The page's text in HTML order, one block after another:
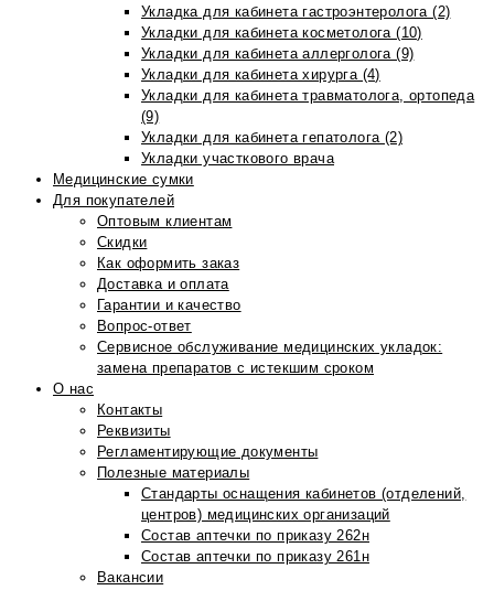
Укладка для кабинета гастроэнтеролога (2)
Укладки для кабинета косметолога (10)
Укладки для кабинета аллерголога (9)
Укладки для кабинета хирурга (4)
Укладки для кабинета травматолога, ортопеда
(9)
Укладки для кабинета гепатолога (2)
Укладки участкового врача
Медицинские сумки
Для покупателей
Оптовым клиентам
Скидки
Как оформить заказ
Доставка и оплата
Гарантии и качество
Вопрос-ответ
Сервисное обслуживание медицинских укладок:
замена препаратов с истекшим сроком
О нас
Контакты
Реквизиты
Регламентирующие документы
Полезные материалы
Стандарты оснащения кабинетов (отделений,
центров) медицинских организаций
Состав аптечки по приказу 262н
Состав аптечки по приказу 261н
Вакансии